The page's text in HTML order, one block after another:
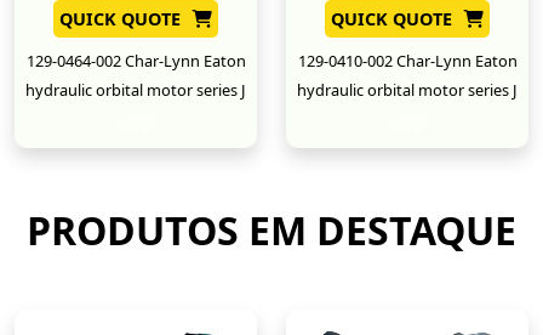
QUICK QUOTE
129-0464-002 Char-Lynn Eaton
hydraulic orbital motor series J
QUICK QUOTE
129-0410-002 Char-Lynn Eaton
hydraulic orbital motor series J
PRODUTOS EM DESTAQUE